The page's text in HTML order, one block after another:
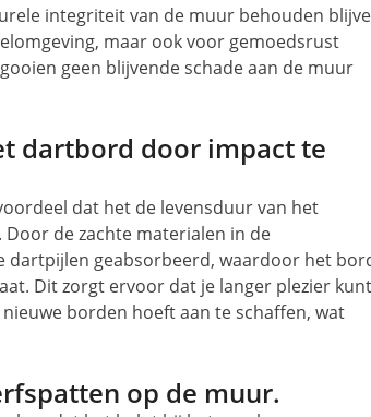
integriteit van de muur behouden
maar ook voor gemoedsrust
geen blijvende schade aan de muur
dartbord door impact te
dat het de levensduur van het
de zachte materialen in de
dartpijlen geabsorbeerd, waardoor het
Dit zorgt ervoor dat je langer plezier kunt
borden hoeft aan te schaffen, wat
op de muur.